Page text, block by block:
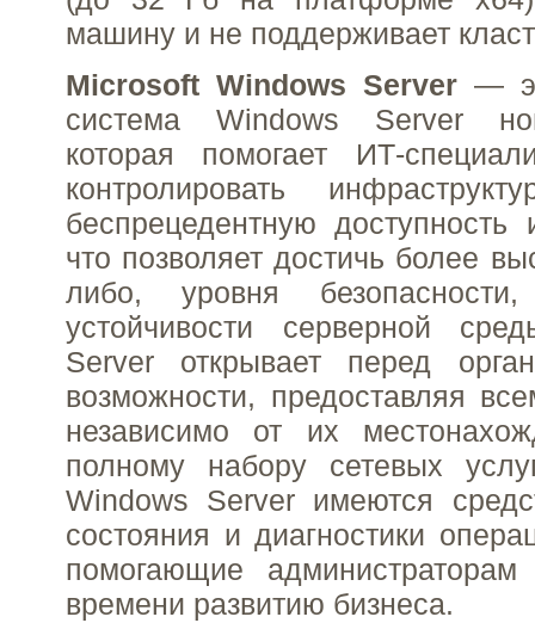
машину и не поддерживает
Microsoft Windows Server —
система Windows Server
которая помогает ИТ-
контролировать
беспрецедентную доступность
что позволяет достичь более
либо, уровня
устойчивости серверной
Server открывает перед
возможности, предоставляя
независимо от их
полному набору сетевых
Windows Server имеются
состояния и диагностики
помогающие
времени развитию бизнеса.